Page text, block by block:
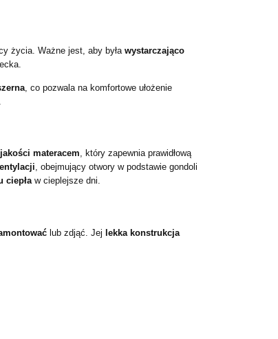
życia. Ważne jest, aby była wystarczająco
, co pozwala na komfortowe ułożenie
materacem, który zapewnia prawidłową
, obejmujący otwory w podstawie gondoli
ciepław cieplejsze dni.
lub zdjąć. Jej lekka konstrukcja